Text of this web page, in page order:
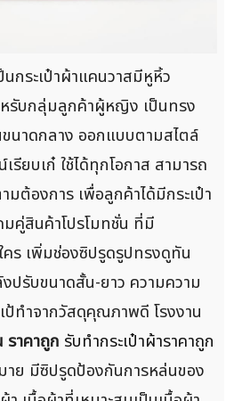
นกระเป๋าผ้าแคนวาสมีหูหิ้ว
หรับกลุ่มลูกค้าผู้หญิง เป็นทรง
ขนาดกลาง ออกแบบตามสไตล์
รียบเก๋ ใช้ได้ทุกโอกาส สามารถ
มต้องการ เพื่อลูกค้าได้มีกระเป๋า
คู่สินค้าโปรโมทชั่น ที่มี
ร เพิ่มช่องซิปรูดรูปทรงดูทัน
ปรับขนาดสั้น-ยาว ความความ
ป้ทำจากวัสดุคุณภาพดี โรงงาน
ราคาถูก รับทำกระเป๋าผ้าราคาถูก
าย มีซิปรูดป้องกันการหล่นของ